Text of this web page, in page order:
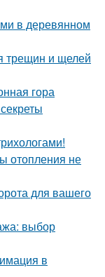
в деревянном
трещин и щелей
гора
отопления не
для вашего
выбор
в